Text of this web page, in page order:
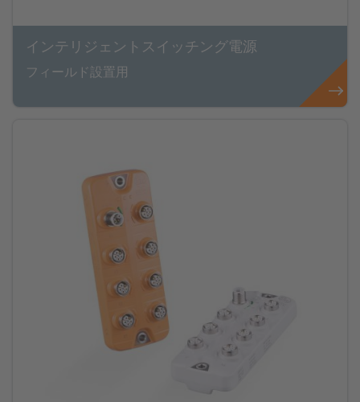
インテリジェントスイッチング電源
フィールド設置用